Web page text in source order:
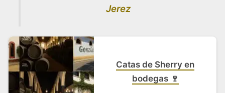
Jerez
Catas de Sherry en
bodegas 🍷